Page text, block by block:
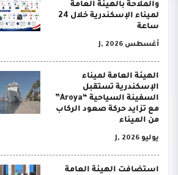
والملاحة بالهيئة العامة
لميناء الإسكندرية خلال 24
ساعة
أغسطس J, 2026
الهيئة العامة لميناء
الإسكندرية تستقبل
السفينة السياحية “Aroya”
مع تزايد حركة صعود الركاب
من الميناء
يوليو J, 2026
استضافت الهيئة العامة